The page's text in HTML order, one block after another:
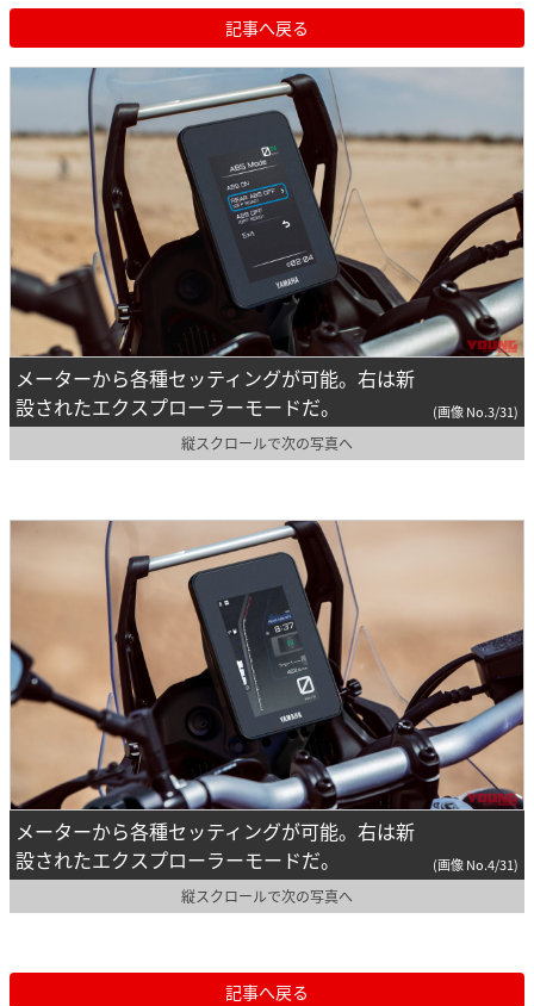
記事へ戻る
メーターから各種セッティングが可能。右は新
設されたエクスプローラーモードだ。
(画像 No.3/31)
縦スクロールで次の写真へ
メーターから各種セッティングが可能。右は新
設されたエクスプローラーモードだ。
(画像 No.4/31)
縦スクロールで次の写真へ
記事へ戻る